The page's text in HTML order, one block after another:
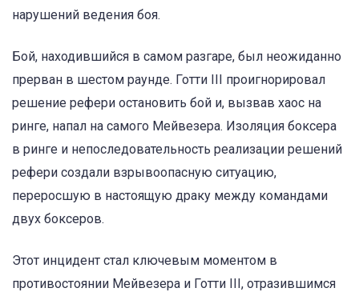
нарушений ведения боя.
Бой, находившийся в самом разгаре, был неожиданно
прерван в шестом раунде. Готти III проигнорировал
решение рефери остановить бой и, вызвав хаос на
ринге, напал на самого Мейвезера. Изоляция боксера
в ринге и непоследовательность реализации решений
рефери создали взрывоопасную ситуацию,
переросшую в настоящую драку между командами
двух боксеров.
Этот инцидент стал ключевым моментом в
противостоянии Мейвезера и Готти III, отразившимся